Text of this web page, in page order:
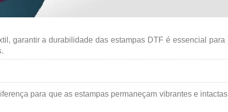
garantir a durabilidade das estampas DTF é essencial para
para que as estampas permaneçam vibrantes e intactas